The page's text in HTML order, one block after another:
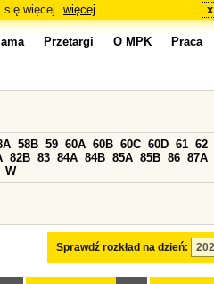
się więcej. więcej x
Przetargi O MPK Praca
Sprawdź rozkład na dzień:
58B 59 60A 60B 60C 60D 61 62
82B 83 84A 84B 85A 85B 86 87A
W